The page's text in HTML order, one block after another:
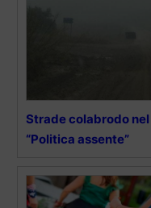
Strade colabrodo
“Politica assente”